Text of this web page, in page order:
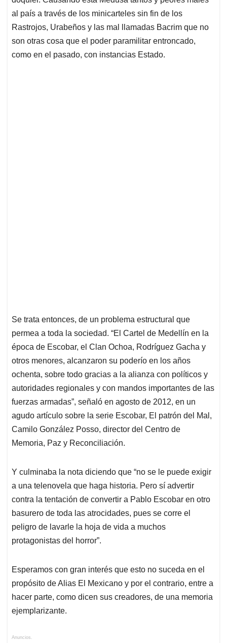
al país a través de los minicarteles sin fin de los
Rastrojos, Urabeños y las mal llamadas Bacrim que no
son otras cosa que el poder paramilitar entroncado,
como en el pasado, con instancias Estado.
Se trata entonces, de un problema estructural que
permea a toda la sociedad. “El Cartel de Medellín en la
época de Escobar, el Clan Ochoa, Rodríguez Gacha y
otros menores, alcanzaron su poderío en los años
ochenta, sobre todo gracias a la alianza con políticos y
autoridades regionales y con mandos importantes de las
fuerzas armadas”, señaló en agosto de 2012, en un
agudo artículo sobre la serie Escobar, El patrón del Mal,
Camilo González Posso, director del Centro de
Memoria, Paz y Reconciliación.
Y culminaba la nota diciendo que “no se le puede exigir
a una telenovela que haga historia. Pero sí advertir
contra la tentación de convertir a Pablo Escobar en otro
basurero de toda las atrocidades, pues se corre el
peligro de lavarle la hoja de vida a muchos
protagonistas del horror”.
Esperamos con gran interés que esto no suceda en el
propósito de Alias El Mexicano y por el contrario, entre a
hacer parte, como dicen sus creadores, de una memoria
ejemplarizante.
Anuncios.